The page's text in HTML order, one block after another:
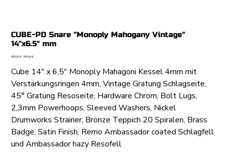
CUBE-PD Snare "Monoply Mahogany Vintage"
14"x6.5" mm
Ursprünglicher
975,00 € Angebotspreis
780,00 €
Cube 14" x 6,5" Monoply Mahagoni Kessel 4mm mit
Verstärkungsringen 4mm, Vintage Gratung Schlagseite,
45° Gratung Resoseite, Hardware Chrom, Bolt Lugs,
2,3mm Powerhoops, Sleeved Washers, Nickel
Drumworks Strainer, Bronze Teppich 20 Spiralen, Brass
Badge, Satin Finish, Remo Ambassador coated Schlagfell
und Ambassador hazy Resofell